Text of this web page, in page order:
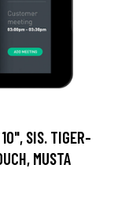
SIS. TIGER-
MUSTA